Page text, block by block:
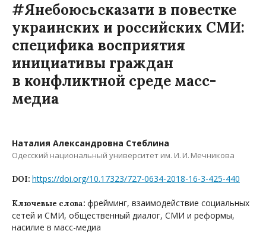
#Янебоюсьсказати в повестке
украинских и российских СМИ:
специфика восприятия
инициативы граждан
в конфликтной среде масс-
медиа
Наталия Александровна Стеблина
Одесский национальный университет им. И. И. Мечникова
DOI: https://doi.org/10.17323/727-0634-2018-16-3-425-440
Ключевые слова: фрейминг, взаимодействие социальных
сетей и СМИ, общественный диалог, СМИ и реформы,
насилие в масс-медиа